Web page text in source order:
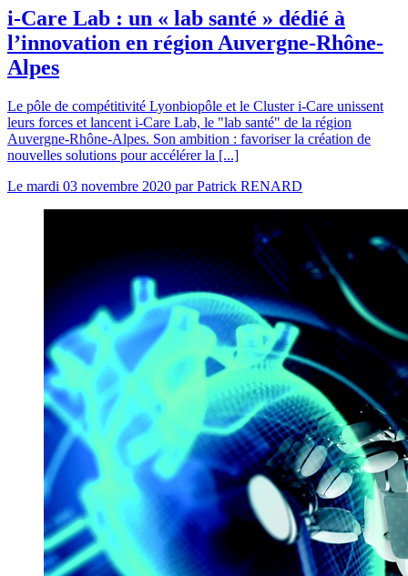
i-Care Lab : un « lab santé » dédié à
l’innovation en région Auvergne-Rhône-
Alpes
Le pôle de compétitivité Lyonbiopôle et le Cluster i-Care unissent
leurs forces et lancent i-Care Lab, le "lab santé" de la région
Auvergne-Rhône-Alpes. Son ambition : favoriser la création de
nouvelles solutions pour accélérer la [...]
Le mardi 03 novembre 2020 parPatrick RENARD